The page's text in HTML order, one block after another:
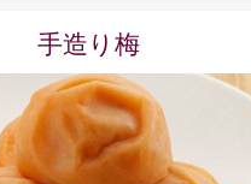
手造り梅